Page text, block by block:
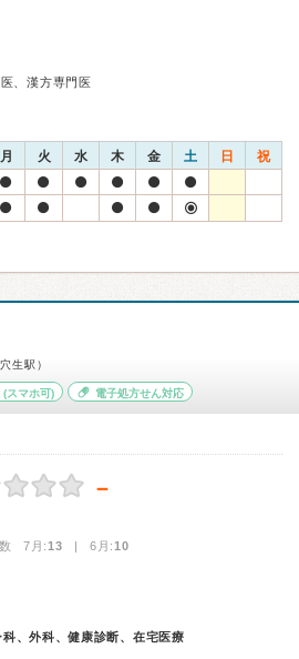
、漢方専門医
月 火 水 木 金 土 日 祝
生駅）
(スマホ可) 電子処方せん対応
－
数 7月:13 | 6月:10
、外科、健康診断、在宅医療